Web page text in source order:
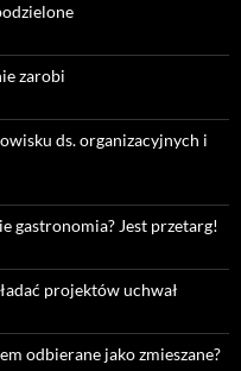
zarobi
ds. organizacyjnych i
gastronomia? Jest przetarg!
projektów uchwał
odbierane jako zmieszane?